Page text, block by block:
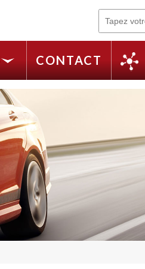
Rechercher
CONTACT